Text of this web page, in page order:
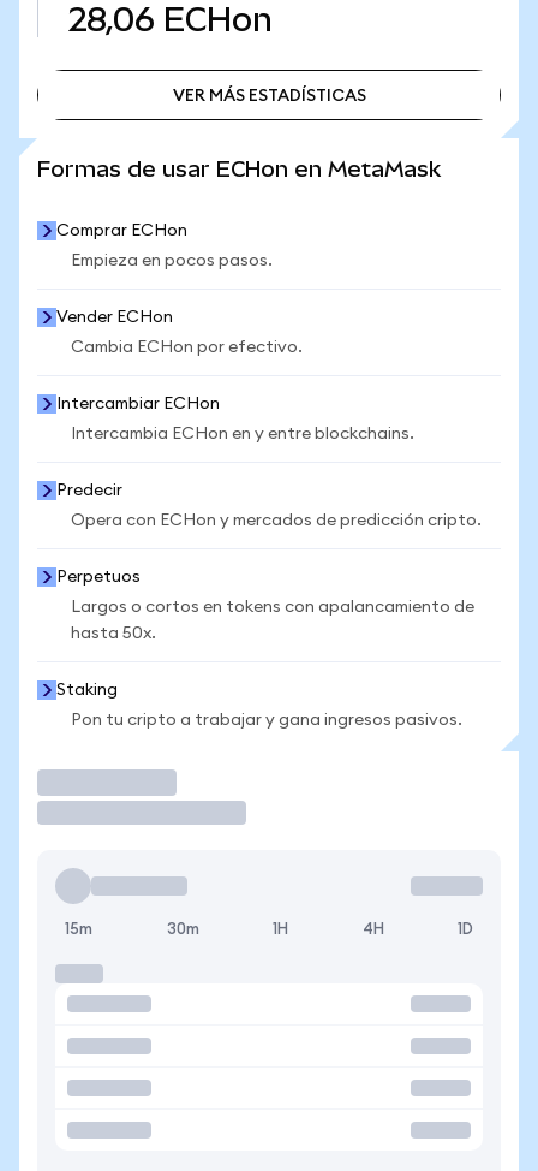
28,06 ECHon
VER MÁS ESTADÍSTICAS
Formas de usar ECHon en MetaMask
Comprar ECHon
Empieza en pocos pasos.
Vender ECHon
Cambia ECHon por efectivo.
Intercambiar ECHon
Intercambia ECHon en y entre blockchains.
Predecir
Opera con ECHon y mercados de predicción cripto.
Perpetuos
Largos o cortos en tokens con apalancamiento de
hasta 50x.
Staking
Pon tu cripto a trabajar y gana ingresos pasivos.
15m 30m 1H 4H 1D